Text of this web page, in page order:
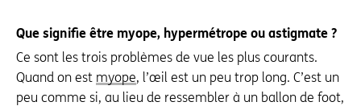
Que signifie être myope, hypermétrope ou astigmate ?
Ce sont les trois problèmes de vue les plus courants.
Quand on est myope, l’œil est un peu trop long. C’est un
peu comme si, au lieu de ressembler à un ballon de foot,